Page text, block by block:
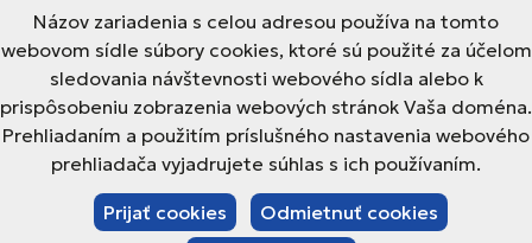
Názov zariadenia s celou adresou používa na tomto
webovom sídle súbory cookies, ktoré sú použité za účelom
sledovania návštevnosti webového sídla alebo k
prispôsobeniu zobrazenia webových stránok Vaša doména.
Prehliadaním a použitím príslušného nastavenia webového
prehliadača vyjadrujete súhlas s ich používaním.
Prijať cookies
Odmietnuť cookies